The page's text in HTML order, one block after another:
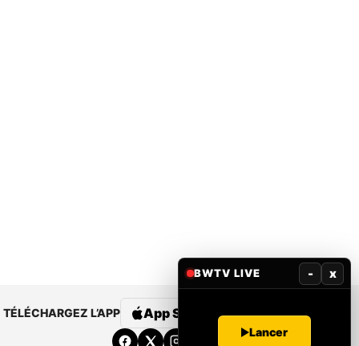
TÉLÉCHARGEZ L’APP App Store Google Play
BWTV LIVE - x
Lancer